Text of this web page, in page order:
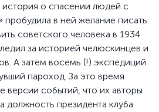
о спасении людей с
в ней желание писать.
советского человека в 1934
за историей челюскинцев и
А затем восемь (!) экспедиций
пароход. За это время
версии событий, что их авторы
должность президента клуба